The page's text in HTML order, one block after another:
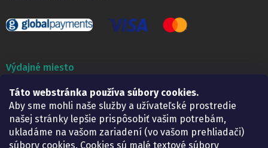
Táto webstránka používa súbory cookies.
Aby sme mohli naše služby a užívateľské prostredie
našej stránky lepšie prispôsobiť vašim potrebám,
ukladáme na vašom zariadení (vo vašom prehliadači)
súbory cookies. Cookies sú malé textové súbory
Výdajné miesto
Lekáreň ADONAI
Košice – Smetanova 2
Pondelok:
07.30 – 15.30 h.
Utorok:
07.30 – 16.00 h.
Streda:
07.30 – 16.00 h.